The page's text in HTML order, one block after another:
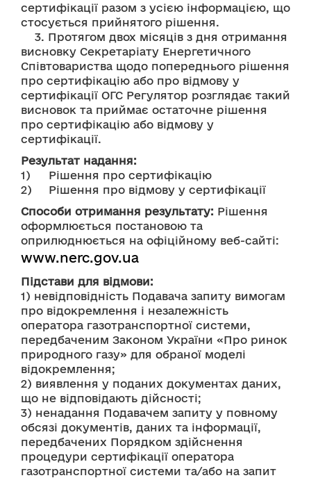
сертифікації разом з усією інформацією, що
стосується прийнятого рішення.
висновку Секретаріату Енергетичного
Співтовариства щодо попереднього рішення
про сертифікацію або про відмову у
сертифікації ОГС Регулятор розглядає такий
висновок та приймає остаточне рішення
про сертифікацію або відмову у
сертифікації.
Результат надання:
1)	Рішення про сертифікацію
2)	Рішення про відмову у сертифікації
Способи отримання результату: Рішення
оформлюється постановою та
www.nerc.gov.ua
Підстави для відмови:
1) невідповідність Подавача запиту вимогам
про відокремлення і незалежність
оператора газотранспортної системи,
передбаченим Законом України «Про ринок
природного газу» для обраної моделі
відокремлення;
2) виявлення у поданих документах даних,
що не відповідають дійсності;
3) ненадання Подавачем запиту у повному
обсязі документів, даних та інформації,
передбачених Порядком здійснення
процедури сертифікації оператора
газотранспортної системи та/або на запит